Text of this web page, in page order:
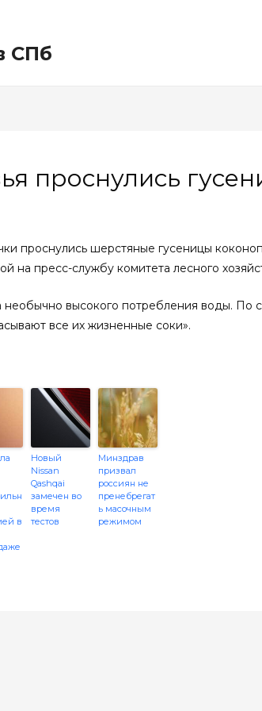
СПб
проснулись
проснулись шерстяные гусеницы
на пресс-службу комитета лесного
высокого потребления воды. По
все их жизненные соки».
в
Новый
Nissan
Qashqai
замечен во
время
тестов
Минздрав
призвал
россиян не
пренебрегат
ь масочным
режимом